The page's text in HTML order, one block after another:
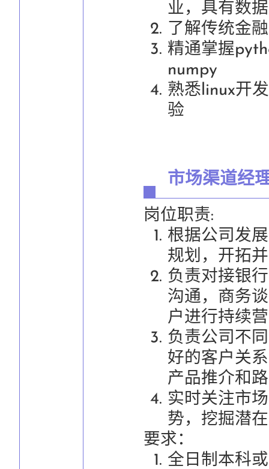
业，具有数
了解传统金
精通掌握
numpy
熟悉linux开
验
市场渠道经
岗位职责:
根据公司发
规划，开拓
负责对接银
沟通，商务
户进行持续
负责公司不
好的客户关
产品推介和
实时关注市
势，挖掘潜
要求：
全日制本科